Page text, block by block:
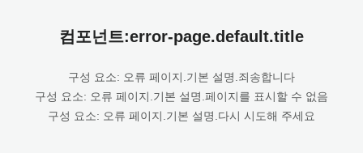
컴포넌트:error-page.default.title
구성 요소: 오류 페이지.기본 설명.죄송합니다
구성 요소: 오류 페이지.기본 설명.페이지를 표시할 수 없음
구성 요소: 오류 페이지.기본 설명.다시 시도해 주세요